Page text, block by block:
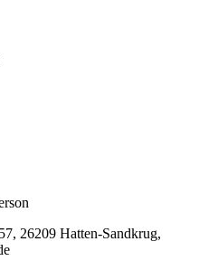
26209 Hatten-Sandkrug,